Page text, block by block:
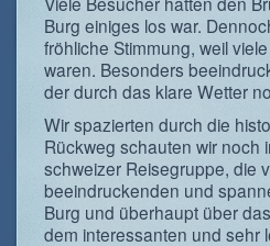
Burg einiges los war.
fröhliche Stimmung, weil
waren. Besonders
der durch das klare Wetter
Wir spazierten durch die
Rückweg schauten wir noch
schweizer Reisegruppe, die
beeindruckenden und
Burg und überhaupt über
dem interessanten und sehr